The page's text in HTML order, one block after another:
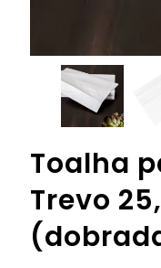
Toalha
Trevo